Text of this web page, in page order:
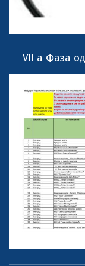
VII a Фаза